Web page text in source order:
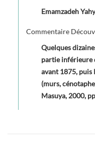
Emamzadeh
Commentaire
Quelques
partie inférieure
avant 1875, puis
(murs,
Masuya, 2000,